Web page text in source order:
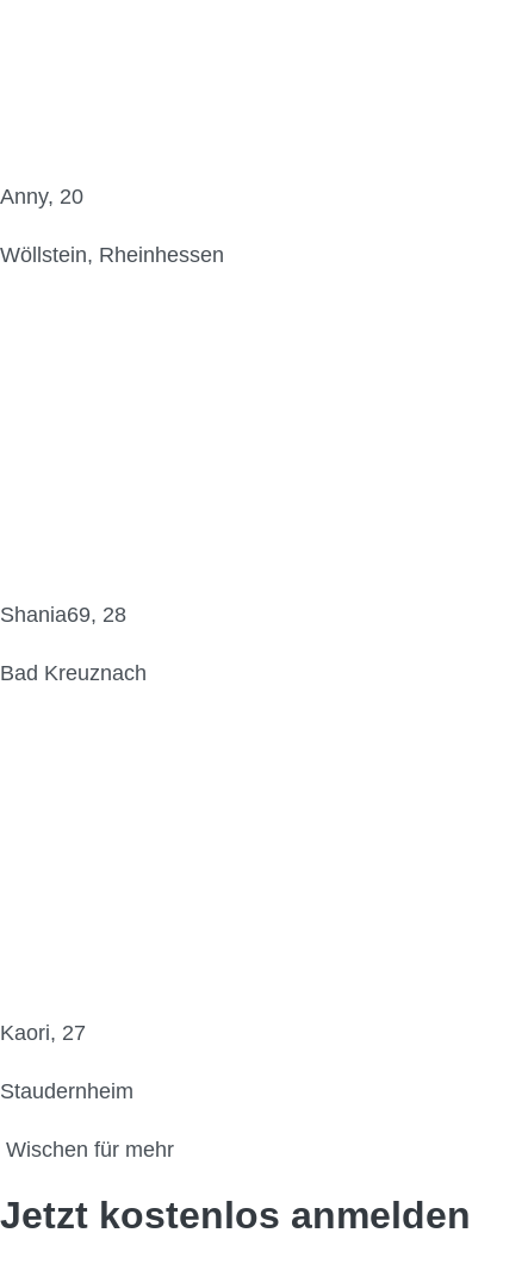
Anny, 20
Wöllstein, Rheinhessen
Shania69, 28
Bad Kreuznach
Kaori, 27
Staudernheim
Wischen für mehr
Jetzt kostenlos anmelden